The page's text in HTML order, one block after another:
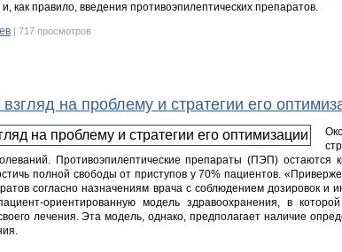
как правило, введения противоэпилептических препаратов.
| 717 просмотров
на проблему и стратегии его
Противоэпилептические препараты (ПЭП) остаются
полной свободы от приступов у 70% пациентов.
согласно назначениям врача с соблюдением дозировок и
ориентированную модель здравоохранения, в
лечения. Эта модель, однако, предполагает наличие